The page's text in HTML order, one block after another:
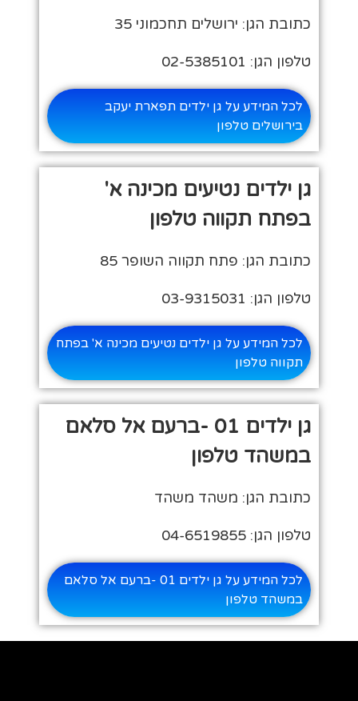
כתובת הגן: ירושלים תחכמוני 35
טלפון הגן: 02-5385101
לכל המידע על גן ילדים תפארת יעקב
בירושלים טלפון
גן ילדים נטיעים מכינה א'
בפתח תקווה טלפון
כתובת הגן: פתח תקווה השופר 85
טלפון הגן: 03-9315031
לכל המידע על גן ילדים נטיעים מכינה א' בפתח
תקווה טלפון
גן ילדים 01 -ברעם אל סלאם
במשהד טלפון
כתובת הגן: משהד משהד
טלפון הגן: 04-6519855
לכל המידע על גן ילדים 01 -ברעם אל סלאם
במשהד טלפון